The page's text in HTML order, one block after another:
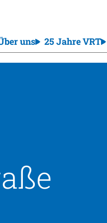
uns 25 Jahre VRT